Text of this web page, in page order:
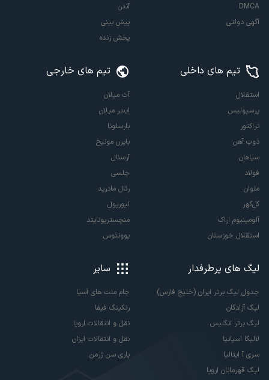
DMCA
آگهی دولتی
آنتن
پیش بینی
پخش زنده
تیم های داخلی
استقلال
پرسپولیس
تراکتور
ذوب آهن
سپاهان
فولاد
ملوان
گل‌گهر
آلومینیوم اراک
استقلال خوزستان
تیم های خارجی
آث میلان
اینتر میلان
بارسلونا
بایرن مونیخ
آرسنال
چلسی
رئال مادرید
لیورپول
منچستریونایتد
یوونتوس
لیگ های پرطرفدار
جدول لیگ برتر ایران (خلیج فارس)
لیگ آزادگان
لیگ برتر انگلیس
لالیگا اسپانیا
سری آ ایتالیا
لیگ قهرمانان اروپا
سایر
جام ملت های آسیا
رنکینگ فیفا
نقل و انتقالات اروپا
نقل و انتقالات ایران
پاری سن ژرمن